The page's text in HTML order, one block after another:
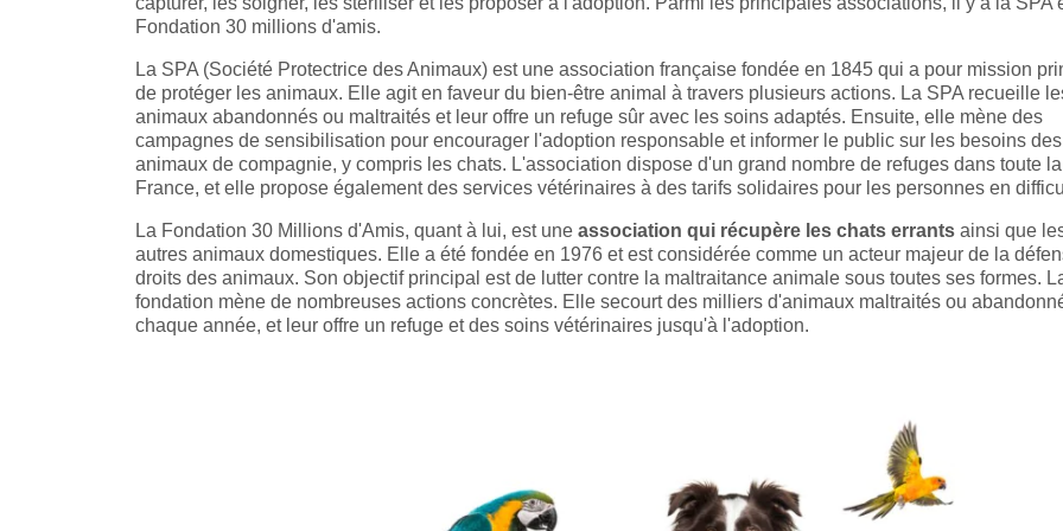
Fondation 30 millions d'amis.
La SPA (Société Protectrice des Animaux) est une association française fondée en 1845 qui a pour mission
de protéger les animaux. Elle agit en faveur du bien-être animal à travers plusieurs actions. La SPA recueille
animaux abandonnés ou maltraités et leur offre un refuge sûr avec les soins adaptés. Ensuite, elle mène des
campagnes de sensibilisation pour encourager l'adoption responsable et informer le public sur les besoins des
animaux de compagnie, y compris les chats. L'association dispose d'un grand nombre de refuges dans toute la
France, et elle propose également des services vétérinaires à des tarifs solidaires pour les personnes en
La Fondation 30 Millions d'Amis, quant à lui, est une association qui récupère les chats errants ainsi que
autres animaux domestiques. Elle a été fondée en 1976 et est considérée comme un acteur majeur de la
droits des animaux. Son objectif principal est de lutter contre la maltraitance animale sous toutes ses formes.
fondation mène de nombreuses actions concrètes. Elle secourt des milliers d'animaux maltraités ou
chaque année, et leur offre un refuge et des soins vétérinaires jusqu'à l'adoption.